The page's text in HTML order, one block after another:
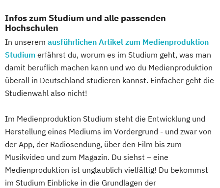
Infos zum Studium und alle passenden
Hochschulen
In unserem ausführlichen Artikel zum Medienproduktion
Studium erfährst du, worum es im Studium geht, was man
damit beruflich machen kann und wo du Medienproduktion
überall in Deutschland studieren kannst. Einfacher geht die
Studienwahl also nicht!
Im Medienproduktion Studium steht die Entwicklung und
Herstellung eines Mediums im Vordergrund - und zwar von
der App, der Radiosendung, über den Film bis zum
Musikvideo und zum Magazin. Du siehst – eine
Medienproduktion ist unglaublich vielfältig! Du bekommst
im Studium Einblicke in die Grundlagen der